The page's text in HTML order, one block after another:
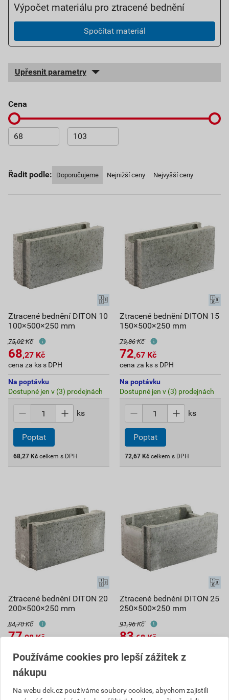
Výpočet materiálu pro ztracené bednění
Spočítat materiál
Upřesnit parametry
cena
Řadit podle: Doporučujeme Nejnižší ceny Nejvyšší ceny
Ztracené bednění DITON 10
100×500×250 mm
75,02 Kč
68,27 Kč
cena za ks s DPH
Na poptávku
Dostupné jen v (3) prodejnách
ks
Poptat
68,27 Kč celkem s DPH
Ztracené bednění DITON 15
150×500×250 mm
79,86 Kč
72,67 Kč
cena za ks s DPH
Na poptávku
Dostupné jen v (3) prodejnách
ks
Poptat
72,67 Kč celkem s DPH
Ztracené bednění DITON 20
200×500×250 mm
84,70 Kč
77,08Kč
Dostupné jen v (6) prodejnách
ks
Ztracené bednění DITON 25
250×500×250 mm
91,96 Kč
83,68Kč
Na poptávku
ks
Používáme cookies pro lepší zážitek z
nákupu
Na webu dek.cz používáme soubory cookies, abychom zajistili